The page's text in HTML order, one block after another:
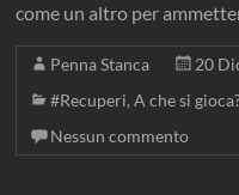
come un altro per
Penna Stanca
20
#Recuperi,A che si
Nessun commento